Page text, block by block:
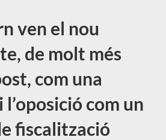
ven el nou
de molt més
com una
com un
fiscalització